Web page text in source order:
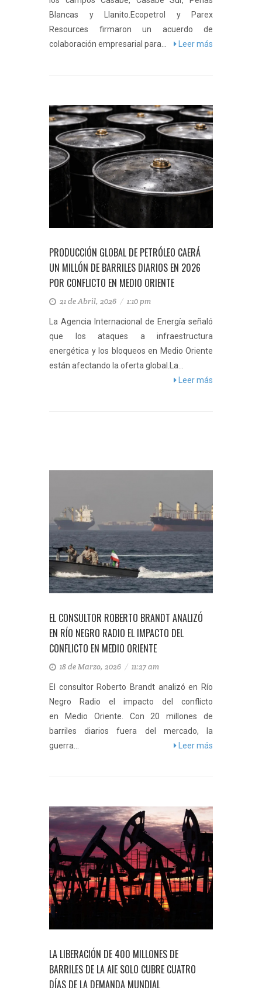
Blancas y Llanito.Ecopetrol y Parex
Resources firmaron un acuerdo de
colaboración empresarial para...
Leer más
PRODUCCIÓN GLOBAL DE PETRÓLEO CAERÁ
UN MILLÓN DE BARRILES DIARIOS EN 2026
POR CONFLICTO EN MEDIO ORIENTE
21 de Abril, 2026 / 1:10 pm
La Agencia Internacional de Energía señaló
que los ataques a infraestructura
energética y los bloqueos en Medio Oriente
están afectando la oferta global.La...
Leer más
EL CONSULTOR ROBERTO BRANDT ANALIZÓ
EN RÍO NEGRO RADIO EL IMPACTO DEL
CONFLICTO EN MEDIO ORIENTE
18 de Marzo, 2026 / 11:27 am
El consultor Roberto Brandt analizó en Río
Negro Radio el impacto del conflicto
en Medio Oriente. Con 20 millones de
barriles diarios fuera del mercado, la
guerra...
Leer más
LA LIBERACIÓN DE 400 MILLONES DE
BARRILES DE LA AIE SOLO CUBRE CUATRO
DÍAS DE LA DEMANDA MUNDIAL